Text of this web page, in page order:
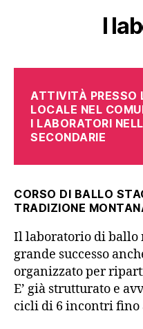
I
ATTIVITÀ PRESSO
LOCALE NEL
I LABORATORI
SECONDARIE
CORSO DI BALLO
TRADIZIONE
Il laboratorio di ballo
grande successo
organizzato per
E’ già strutturato e
cicli di 6 incontri fino